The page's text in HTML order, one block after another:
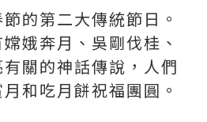
的第二大傳統節日。
娥奔月、吳剛伐桂、
關的神話傳說，人們
和吃月餅祝福團圓。